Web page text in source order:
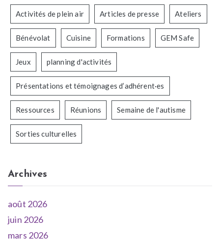
Activités de plein air Articles de presse Ateliers
Bénévolat Cuisine Formations GEM Safe
Jeux planning d'activités
Présentations et témoignages d’adhérent·es
Ressources Réunions Semaine de l'autisme
Sorties culturelles
Archives
août 2026
juin 2026
mars 2026